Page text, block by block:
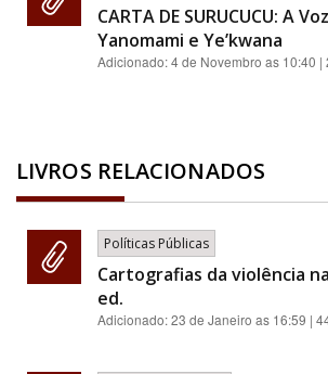
CARTA DE SURUCUCU: A
Yanomami e Ye’kwana
Adicionado:4 de Novembro as 10:40 |
LIVROS RELACIONADOS
Políticas Públicas
Cartografias da violência
ed.
Adicionado:23 de Janeiro as 16:59 |